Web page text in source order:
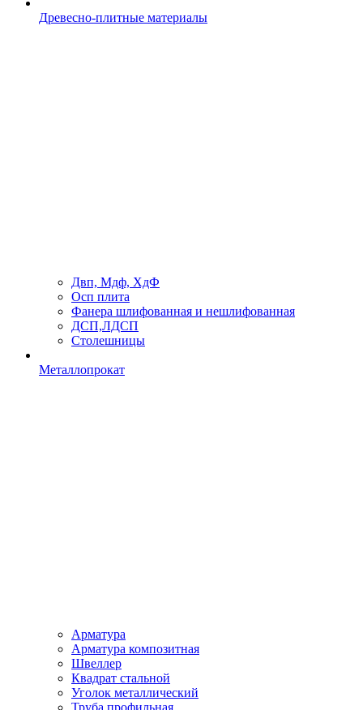
Древесно-плитные материалы
Двп, Мдф, ХдФ
Осп плита
Фанера шлифованная и нешлифованная
ДСП,ЛДСП
Столешницы
Металлопрокат
Арматура
Арматура композитная
Швеллер
Квадрат стальной
Уголок металлический